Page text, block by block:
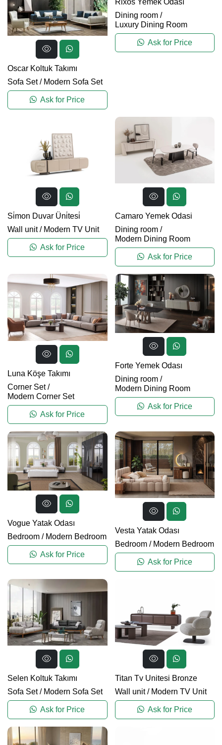
Oscar Koltuk Takımı
Sofa Set/ Modern Sofa Set
Ask for Price
Dining room/
Luxury Dining Room
Ask for Price
Si̇mon Duvar Üni̇tesi̇
Wall unit/ Modern TV Unit
Ask for Price
Camaro Yemek Odasi
Dining room/
Modern Dining Room
Ask for Price
Luna Köşe Takımı
Corner Set/
Modern Corner Set
Ask for Price
Forte Yemek Odası
Dining room/
Modern Dining Room
Ask for Price
Vogue Yatak Odası
Bedroom / Modern Bedroom
Ask for Price
Vesta Yatak Odası
Bedroom/ Modern Bedroom
Ask for Price
Selen Koltuk Takımı
Sofa Set/ Modern Sofa Set
Ask for Price
Titan Tv Unitesi Bronze
Wall unit/ Modern TV Unit
Ask for Price